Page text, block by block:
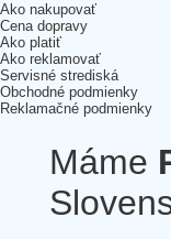
Ako nakupovať
Cena dopravy
Ako platiť
Ako reklamovať
Servisné strediská
Obchodné podmienky
Reklamačné podmienky
Máme